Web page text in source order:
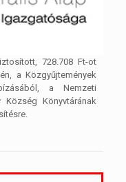
728.708 Ft-ot
a Közgyűjtemények
a Nemzeti
Könyvtárának